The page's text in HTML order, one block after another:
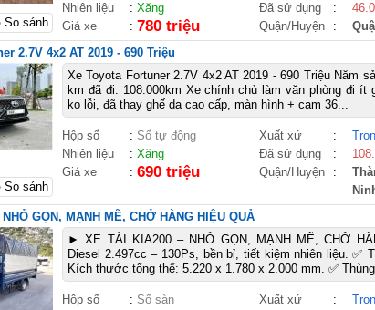
Nhiên liệu
: Xăng Đã sử dụng :
Giá xe
: 780 triệu Quận/Huyện :
So sánh
2.7V 4x2 AT 2019 - 690 Triệu
Xe Toyota Fortuner 2.7V 4x2 AT 2019 - 690 Triệu Năm
km đã đi: 108.000km Xe chính chủ làm văn phòng đi ít
ko lỗi, đã thay ghế da cao cấp, màn hình + cam 36...
Hộp số : Số tự động Xuất xứ :
Nhiên liệu
: Xăng Đã sử dụng :
Giá xe
: 690 triệu Quận/Huyện :
So sánh
GỌN, MẠNH MẼ, CHỞ HÀNG HIỆU QUẢ
► XE TẢI KIA200 – NHỎ GỌN, MẠNH MẼ, CHỞ
Diesel 2.497cc – 130Ps, bền bỉ, tiết kiệm nhiên liệu. ✅
Kích thước tổng thể: 5.220 x 1.780 x 2.000 mm. ✅
Hộp số : Số sàn Xuất xứ :